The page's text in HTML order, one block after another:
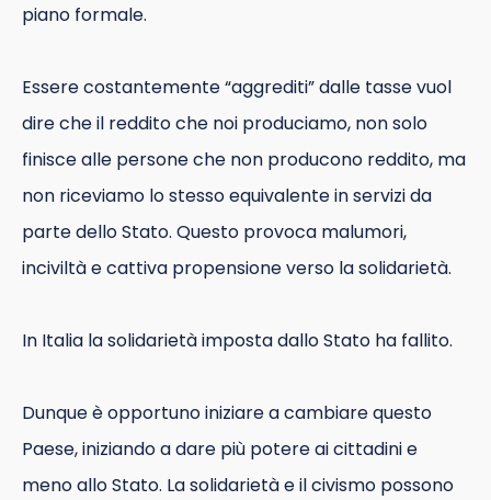
piano formale.
Essere costantemente “aggrediti” dalle tasse vuol
dire che il reddito che noi produciamo, non solo
finisce alle persone che non producono reddito, ma
non riceviamo lo stesso equivalente in servizi da
parte dello Stato. Questo provoca malumori,
inciviltà e cattiva propensione verso la solidarietà.
In Italia la solidarietà imposta dallo Stato ha fallito.
Dunque è opportuno iniziare a cambiare questo
Paese, iniziando a dare più potere ai cittadini e
meno allo Stato. La solidarietà e il civismo possono